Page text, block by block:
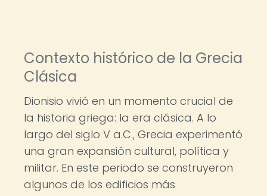
Contexto histórico de la Grecia
Clásica
Dionisio vivió en un momento crucial de
la historia griega: la era clásica. A lo
largo del siglo V a.C., Grecia experimentó
una gran expansión cultural, política y
militar. En este periodo se construyeron
algunos de los edificios más